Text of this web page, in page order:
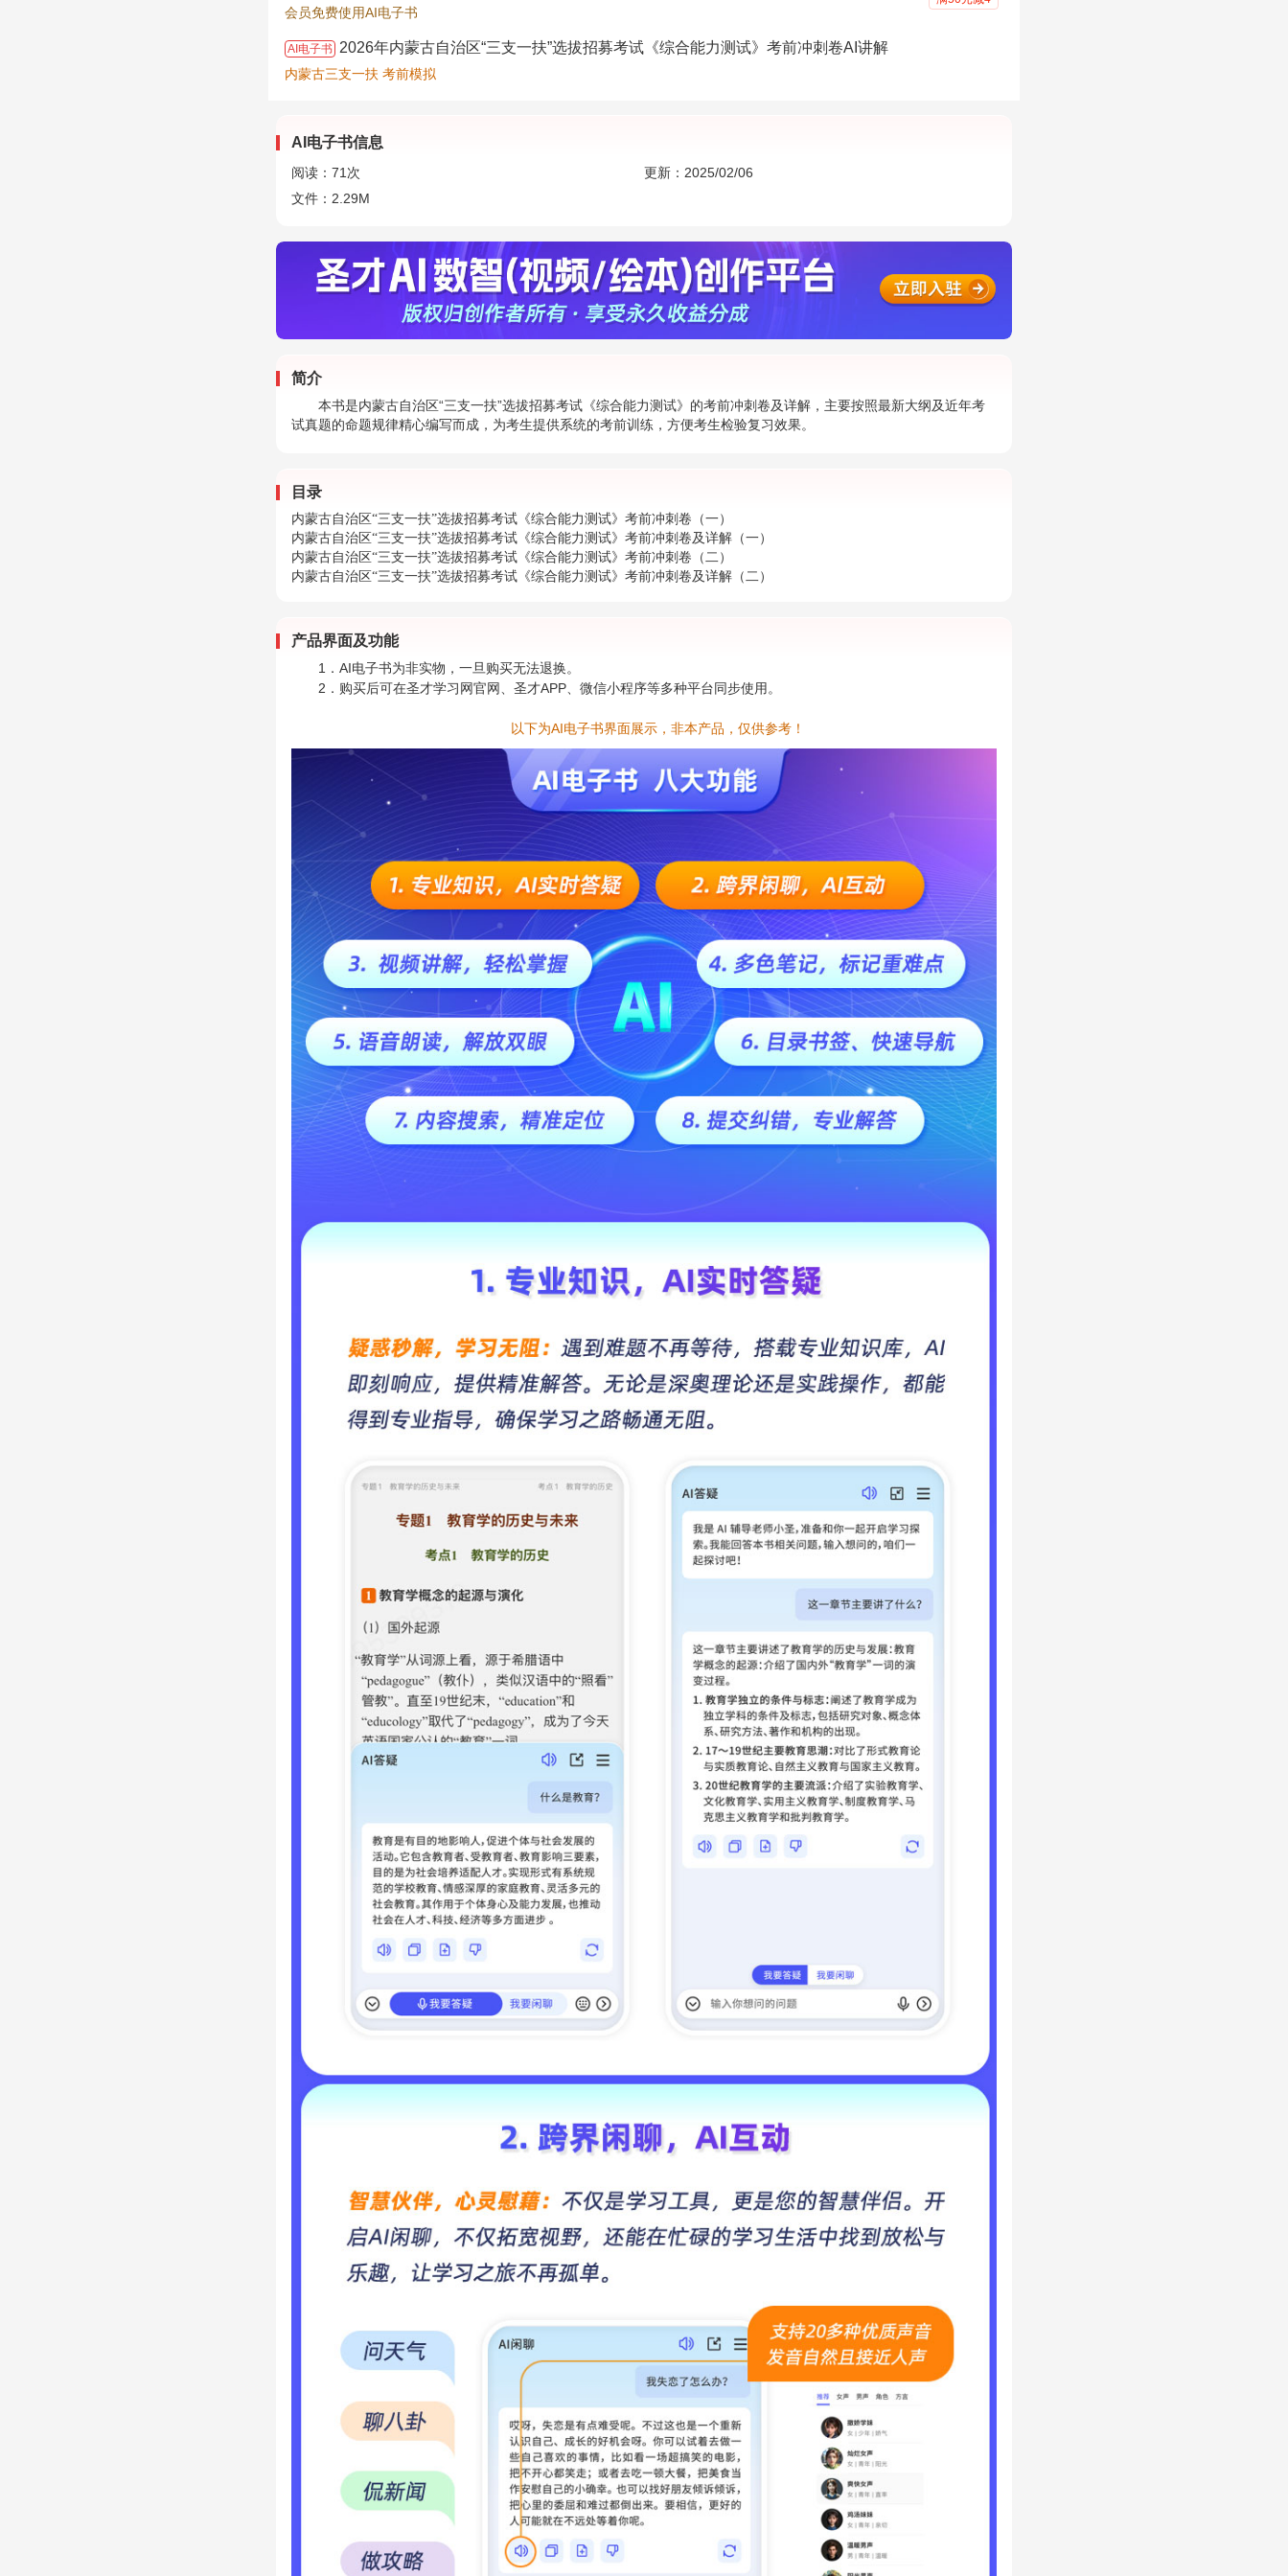
会员免费使用AI电子书
AI电子书 2026年内蒙古自治区“三支一扶”选拔招募考试《综合能力测试》考前冲刺卷AI讲解
内蒙古三支一扶 考前模拟
AI电子书信息
阅读： 71 次
更新：2025/02/06
文件：2.29M
简介
本书是内蒙古自治区“三支一扶”选拔招募考试《综合能力测试》的考前冲刺卷及详解，主要按照最新大纲及近年考
试真题的命题规律精心编写而成，为考生提供系统的考前训练，方便考生检验复习效果。
目录
内蒙古自治区“三支一扶”选拔招募考试《综合能力测试》考前冲刺卷（一）
内蒙古自治区“三支一扶”选拔招募考试《综合能力测试》考前冲刺卷及详解（一）
内蒙古自治区“三支一扶”选拔招募考试《综合能力测试》考前冲刺卷（二）
内蒙古自治区“三支一扶”选拔招募考试《综合能力测试》考前冲刺卷及详解（二）
产品界面及功能
1．AI电子书为非实物，一旦购买无法退换。
2．购买后可在圣才学习网官网、圣才APP、微信小程序等多种平台同步使用。
以下为AI电子书界面展示，非本产品，仅供参考！